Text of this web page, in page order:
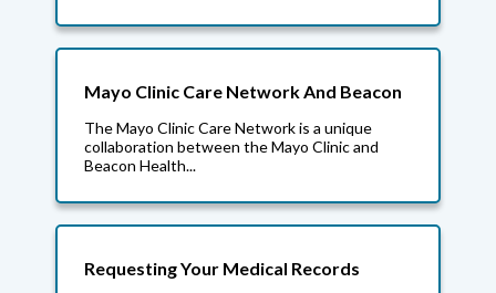
Mayo Clinic Care Network And Beacon
The Mayo Clinic Care Network is a unique
collaboration between the Mayo Clinic and
Beacon Health...
Requesting Your Medical Records